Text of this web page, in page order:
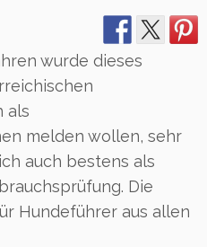
wurde dieses
als
melden wollen, sehr
auch bestens als
Die
Hundeführer aus allen